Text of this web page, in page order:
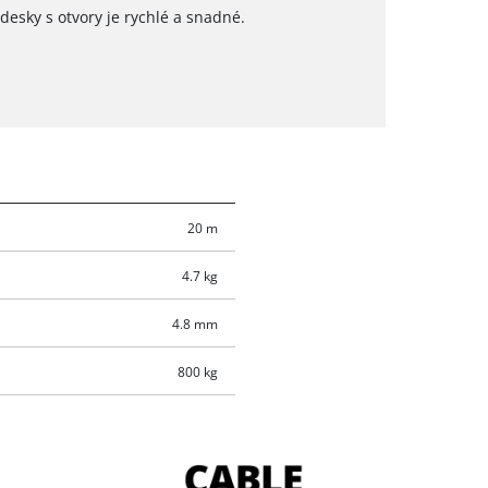
s otvory je rychlé a snadné.
20 m
4.7 kg
4.8 mm
800 kg